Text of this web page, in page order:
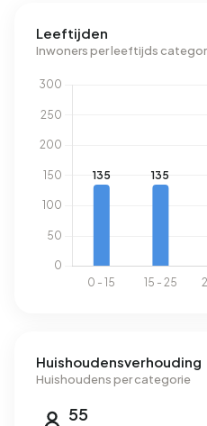
aan elektriciteit per jaar. Dit
gemiddelde van 2.810 kWh.
1.840 m³ per jaar 44%
Leeftijden
Inwoners per leeftijds
Huishoudensverhouding
Huishoudens per categorie
55